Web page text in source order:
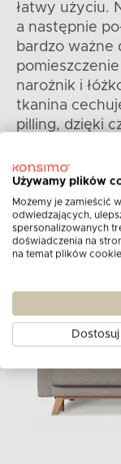
łatwy użyciu.
a następnie
bardzo ważne
narożnik i
tkanina
pilling, dzięki
Używamy plików
Możemy je zamieścić
odwiedzających,
spersonalizowanych
doświadczenia na
na temat plików
Dostosuj